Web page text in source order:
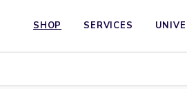
SHOP SERVICES